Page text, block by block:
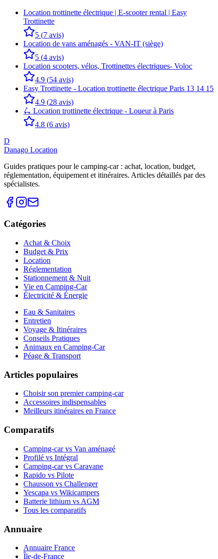
Location trottinette électrique | E-scooter rental | Easy
Trottinette
5 (7 avis)
Location de vans aménagés - VAN-IT (siège)
5 (4 avis)
Location scooters, vélos, Trottinettes électriques- Voloc
4.9 (54 avis)
Easy Trottinette - Location trottinette électrique Paris 13 14 15
4.9 (28 avis)
🛴​ Location trottinette électrique - Loueur à Paris
4.8 (6 avis)
D
Danago Location
Guides pratiques pour le camping-car : achat, location, budget,
réglementation, équipement et itinéraires. Articles détaillés par des
spécialistes.
Catégories
Achat & Choix
Budget & Prix
Location
Réglementation
Stationnement & Nuit
Vie en Camping-Car
Électricité & Énergie
Eau & Sanitaires
Entretien
Voyage & Itinéraires
Conseils Pratiques
Animaux en Camping-Car
Péage & Transport
Articles populaires
Choisir son premier camping-car
Accessoires indispensables
Meilleurs itinéraires en France
Comparatifs
Camping-car vs Van aménagé
Profilé vs Intégral
Camping-car vs Caravane
Rapido vs Pilote
Chausson vs Challenger
Yescapa vs Wikicampers
Batterie lithium vs AGM
Tous les comparatifs
Annuaire
Annuaire France
Île-de-France